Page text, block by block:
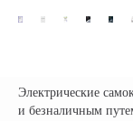
Электрические
и безналичным